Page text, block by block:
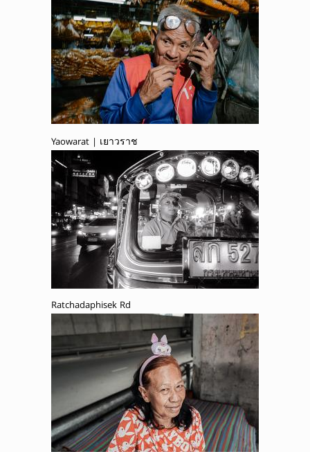
Yaowarat | เยาวราช
Ratchadaphisek Rd